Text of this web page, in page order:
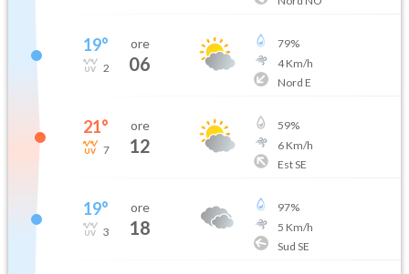
19°
2
ore
06
79%
4Km/h
Nord E
21°
7
ore
12
59%
6Km/h
Est SE
19°
3
ore
18
97%
5 Km/h
Sud SE